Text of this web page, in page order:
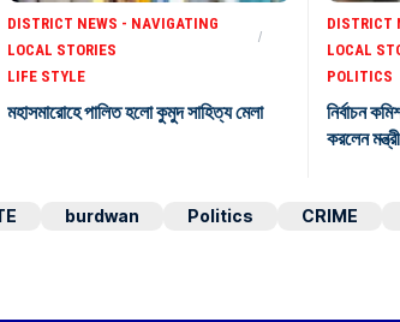
DISTRICT NEWS - NAVIGATING
LOCAL STORIES
LIFE STYLE
মহাসমারোহে পালিত হলো কুমুদ সাহিত্য মেলা
DISTRICT
LOCAL
POLITICS
নির্বাচন
করলেন
burdwan Politics CRIME